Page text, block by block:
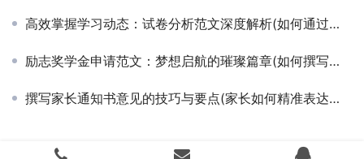
高效掌握学习动态：试卷分析范文深度解析(如何通过试卷分析范文提升学习效率与自我反思能力)
励志奖学金申请范文：梦想启航的璀璨篇章(如何撰写一份感人至深的励志奖学金申请书)
撰写家长通知书意见的技巧与要点(家长如何精准表达对孩子通知书的反馈与建议)